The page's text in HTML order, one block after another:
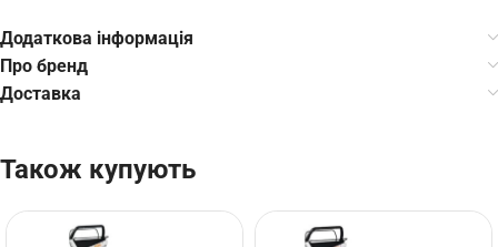
Додаткова інформація
Про бренд
Доставка
Також купують